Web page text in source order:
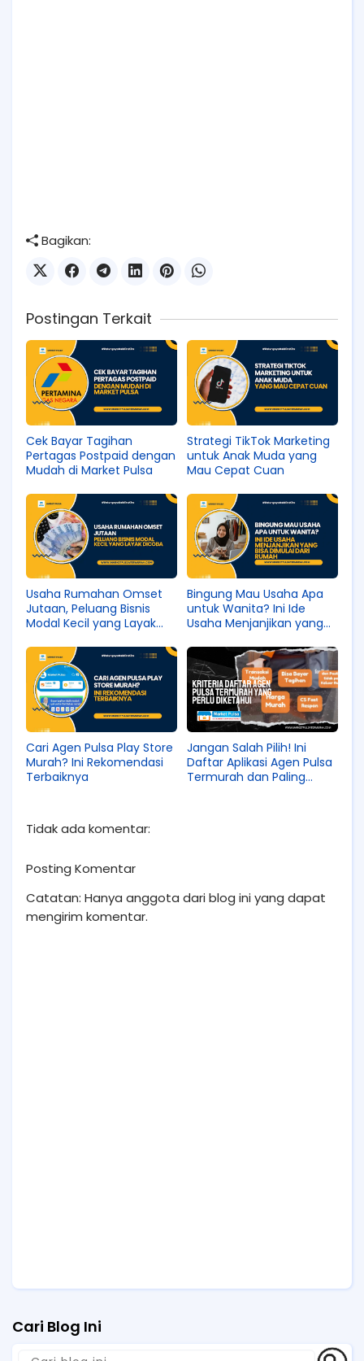
Bagikan:
Postingan Terkait
Cek Bayar Tagihan
Pertagas Postpaid dengan
Mudah di Market Pulsa
Strategi TikTok Marketing
untuk Anak Muda yang
Mau Cepat Cuan
Usaha Rumahan Omset
Jutaan, Peluang Bisnis
Modal Kecil yang Layak
Bingung Mau Usaha Apa
untuk Wanita? Ini Ide
Usaha Menjanjikan yang
Cari Agen Pulsa Play Store
Murah? Ini Rekomendasi
Terbaiknya
Jangan Salah Pilih! Ini
Daftar Aplikasi Agen Pulsa
Termurah dan Paling
Tidak ada komentar:
Posting Komentar
Catatan: Hanya anggota dari blog ini yang dapat
mengirim komentar.
Cari Blog Ini